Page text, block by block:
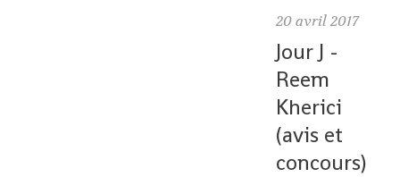
20 avril 2017
Jour J -
Reem
Kherici
(avis et
concours)